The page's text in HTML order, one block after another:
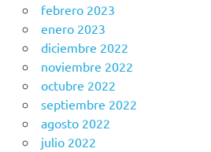
febrero 2023
enero 2023
diciembre 2022
noviembre 2022
octubre 2022
septiembre 2022
agosto 2022
julio 2022